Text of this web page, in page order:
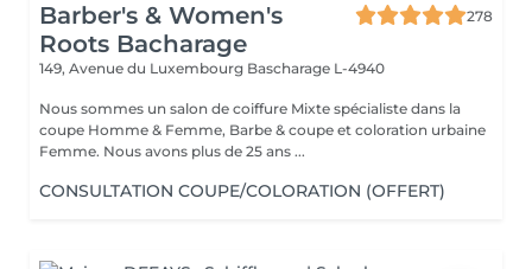
Barber's & Women's
Roots Bacharage
278
149, Avenue du Luxembourg Bascharage L-4940
Nous sommes un salon de coiffure Mixte spécialiste dans la
coupe Homme & Femme, Barbe & coupe et coloration urbaine
Femme. Nous avons plus de 25 ans ...
CONSULTATION COUPE/COLORATION (OFFERT)